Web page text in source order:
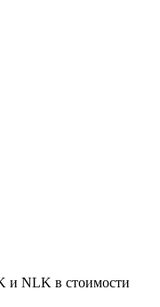
и NLK в стоимости